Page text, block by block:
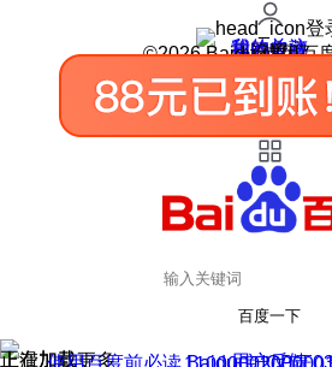
登
我的关注
我的收藏
皮肤中心
用户反馈
设置
©2026 Baidu 使用百
百度一下
正在加载
上滑加载更多 用户反馈
使用百度前必读 Baidu 京ICP证